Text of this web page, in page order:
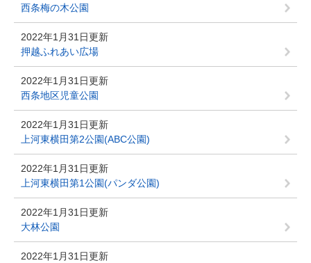
西条梅の木公園
2022年1月31日更新
押越ふれあい広場
2022年1月31日更新
西条地区児童公園
2022年1月31日更新
上河東横田第2公園(ABC公園)
2022年1月31日更新
上河東横田第1公園(パンダ公園)
2022年1月31日更新
大林公園
2022年1月31日更新